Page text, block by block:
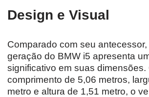
Design e Visual
Comparado com seu
geração do BMW i5 apresenta
significativo em suas dimensões.
comprimento de 5,06 metros,
metro e altura de 1,51 metro, o